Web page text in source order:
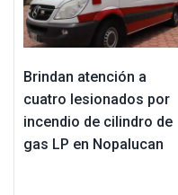
Brindan atención a
cuatro lesionados por
incendio de cilindro de
gas LP en Nopalucan